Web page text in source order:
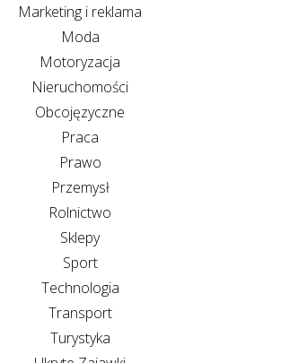
Marketing i reklama
Moda
Motoryzacja
Nieruchomości
Obcojęzyczne
Praca
Prawo
Przemysł
Rolnictwo
Sklepy
Sport
Technologia
Transport
Turystyka